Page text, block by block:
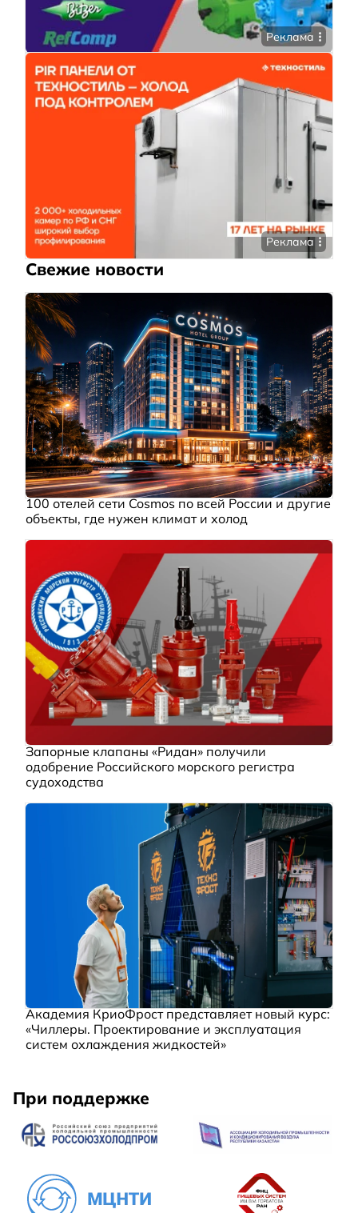
Реклама
Реклама
Свежие новости
100 отелей сети Cosmos по всей России и другие
объекты, где нужен климат и холод
Запорные клапаны «Ридан» получили
одобрение Российского морского регистра
судоходства
Академия КриоФрост представляет новый курс:
«Чиллеры. Проектирование и эксплуатация
систем охлаждения жидкостей»
При поддержке